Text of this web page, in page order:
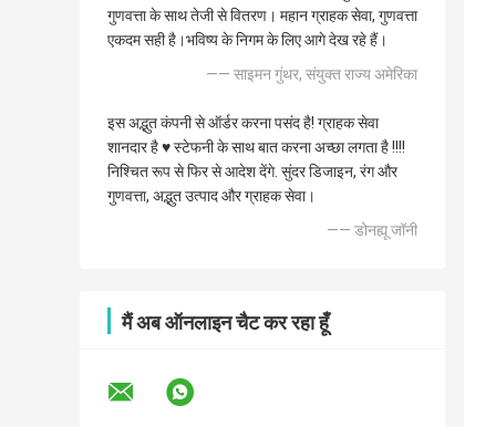
गुणवत्ता के साथ तेजी से वितरण। महान ग्राहक सेवा, गुणवत्ता
एकदम सही है।भविष्य के निगम के लिए आगे देख रहे हैं।
—— साइमन गुंथर, संयुक्त राज्य अमेरिका
इस अद्भुत कंपनी से ऑर्डर करना पसंद है! ग्राहक सेवा
शानदार है ♥️ स्टेफनी के साथ बात करना अच्छा लगता है !!!!
निश्चित रूप से फिर से आदेश देंगे. सुंदर डिजाइन, रंग और
गुणवत्ता, अद्भुत उत्पाद और ग्राहक सेवा।
—— डोनह्यू जॉनी
मैं अब ऑनलाइन चैट कर रहा हूँ